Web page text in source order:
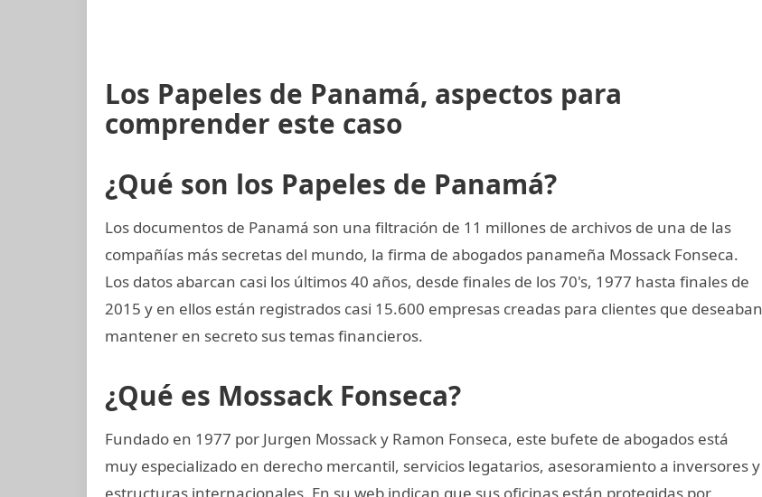
Los Papeles de Panamá, aspectos para
comprender este caso
¿Qué son los Papeles de Panamá?
Los documentos de Panamá son una filtración de 11 millones de archivos de una de las
compañías más secretas del mundo, la firma de abogados panameña Mossack Fonseca.
Los datos abarcan casi los últimos 40 años, desde finales de los 70's, 1977 hasta finales de
2015 y en ellos están registrados casi 15.600 empresas creadas para clientes que deseaban
mantener en secreto sus temas financieros.
¿Qué es Mossack Fonseca?
Fundado en 1977 por Jurgen Mossack y Ramon Fonseca, este bufete de abogados está
muy especializado en derecho mercantil, servicios legatarios, asesoramiento a inversores y